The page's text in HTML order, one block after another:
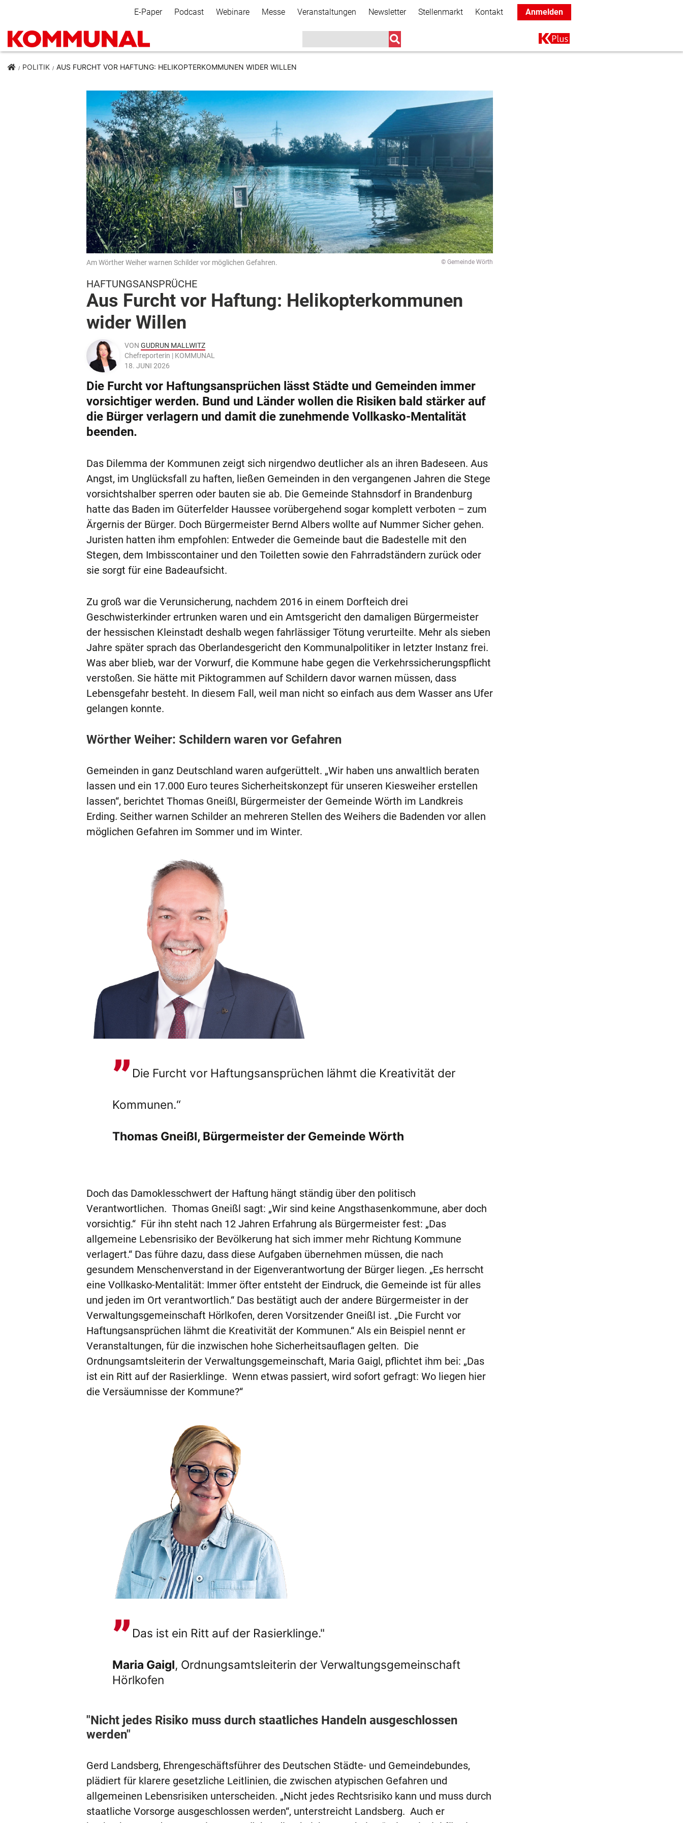
zum
Inhalt
Secondary Navigation
E-Paper Podcast Webinare Messe Veranstaltungen Newsletter Stellenmarkt Kontakt Anmelden
Main navigation
K+
POLITIK AUS FURCHT VOR HAFTUNG: HELIKOPTERKOMMUNEN WIDER WILLEN
Am Wörther Weiher warnen Schilder vor möglichen Gefahren. © Gemeinde Wörth
HAFTUNGSANSPRÜCHE
Aus Furcht vor Haftung: Helikopterkommunen
wider Willen
VON GUDRUN MALLWITZ
Chefreporterin | KOMMUNAL
18. JUNI 2026
Die Furcht vor Haftungsansprüchen lässt Städte und Gemeinden immer
vorsichtiger werden. Bund und Länder wollen die Risiken bald stärker auf
die Bürger verlagern und damit die zunehmende Vollkasko-Mentalität
beenden.
Das Dilemma der Kommunen zeigt sich nirgendwo deutlicher als an ihren Badeseen. Aus
Angst, im Unglücksfall zu haften, ließen Gemeinden in den vergangenen Jahren die Stege
vorsichtshalber sperren oder bauten sie ab. Die Gemeinde Stahnsdorf in Brandenburg
hatte das Baden im Güterfelder Haussee vorübergehend sogar komplett verboten – zum
Ärgernis der Bürger. Doch Bürgermeister Bernd Albers wollte auf Nummer Sicher gehen.
Juristen hatten ihm empfohlen: Entweder die Gemeinde baut die Badestelle mit den
Stegen, dem Imbisscontainer und den Toiletten sowie den Fahrradständern zurück oder
sie sorgt für eine Badeaufsicht.
Zu groß war die Verunsicherung, nachdem 2016 in einem Dorfteich drei
Geschwisterkinder ertrunken waren und ein Amtsgericht den damaligen Bürgermeister
der hessischen Kleinstadt deshalb wegen fahrlässiger Tötung verurteilte. Mehr als sieben
Jahre später sprach das Oberlandesgericht den Kommunalpolitiker in letzter Instanz frei.
Was aber blieb, war der Vorwurf, die Kommune habe gegen die Verkehrssicherungspflicht
verstoßen. Sie hätte mit Piktogrammen auf Schildern davor warnen müssen, dass
Lebensgefahr besteht. In diesem Fall, weil man nicht so einfach aus dem Wasser ans Ufer
gelangen konnte.
Wörther Weiher: Schildern waren vor Gefahren
Gemeinden in ganz Deutschland waren aufgerüttelt. „Wir haben uns anwaltlich beraten
lassen und ein 17.000 Euro teures Sicherheitskonzept für unseren Kiesweiher erstellen
lassen“, berichtet Thomas Gneißl, Bürgermeister der Gemeinde Wörth im Landkreis
Erding. Seither warnen Schilder an mehreren Stellen des Weihers die Badenden vor allen
möglichen Gefahren im Sommer und im Winter.
Die Furcht vor Haftungs­ansprüchen lähmt die Kreativität der
Kommunen.“
Thomas Gneißl, Bürgermeister der Gemeinde Wörth
Doch das Damoklesschwert der Haftung hängt ständig über den politisch
Verantwortlichen. Thomas Gneißl sagt: „Wir sind keine Angsthasenkommune, aber doch
vorsichtig.“ Für ihn steht nach 12 Jahren Erfahrung als Bürgermeister fest: „Das
allgemeine Lebensrisiko der Bevölkerung hat sich immer mehr Richtung Kommune
verlagert.“ Das führe dazu, dass diese Aufgaben übernehmen müssen, die nach
gesundem Menschenverstand in der Eigenverantwortung der Bürger liegen. „Es herrscht
eine Vollkasko-Mentalität: Immer öfter entsteht der Eindruck, die Gemeinde ist für alles
und jeden im Ort verantwortlich.“ Das bestätigt auch der andere Bürgermeister in der
Verwaltungsgemeinschaft Hörlkofen, deren Vorsitzender Gneißl ist. „Die Furcht vor
Haftungsansprüchen lähmt die Kreativität der Kommunen.“ Als ein Beispiel nennt er
Veranstaltungen, für die inzwischen hohe Sicherheitsauflagen gelten. Die
Ordnungsamtsleiterin der Verwaltungsgemeinschaft, Maria Gaigl, pflichtet ihm bei: „Das
ist ein Ritt auf der Rasierklinge. Wenn etwas passiert, wird sofort gefragt: Wo liegen hier
die Versäumnisse der Kommune?“
Das ist ein Ritt auf der Rasierklinge."
Maria Gaigl, Ordnungsamtsleiterin der Verwaltungsgemeinschaft
Hörlkofen
"Nicht jedes Risiko muss durch staatliches Handeln ausgeschlossen
werden"
Gerd Landsberg, Ehrengeschäftsführer des Deutschen Städte- und Gemeindebundes,
plädiert für klarere gesetzliche Leitlinien, die zwischen atypischen Gefahren und
allgemeinen Lebensrisiken unterscheiden. „Nicht jedes Rechtsrisiko kann und muss durch
staatliche Vorsorge ausgeschlossen werden“, unterstreicht Landsberg. Auch er